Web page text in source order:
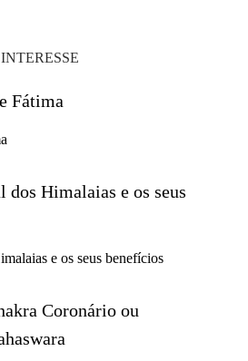
e os seus benefícios